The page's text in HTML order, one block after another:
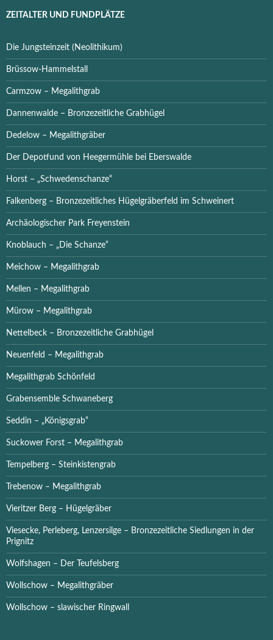
ZEITALTER UND FUNDPLÄTZE
Die Jungsteinzeit (Neolithikum)
Brüssow-Hammelstall
Carmzow – Megalithgrab
Dannenwalde – Bronzezeitliche Grabhügel
Dedelow – Megalithgräber
Der Depotfund von Heegermühle bei Eberswalde
Horst – „Schwedenschanze“
Falkenberg – Bronzezeitliches Hügelgräberfeld im Schweinert
Archäologischer Park Freyenstein
Knoblauch – „Die Schanze“
Meichow – Megalithgrab
Mellen – Megalithgrab
Mürow – Megalithgrab
Nettelbeck – Bronzezeitliche Grabhügel
Neuenfeld – Megalithgrab
Megalithgrab Schönfeld
Grabensemble Schwaneberg
Seddin – „Königsgrab“
Suckower Forst – Megalithgrab
Tempelberg – Steinkistengrab
Trebenow – Megalithgrab
Vieritzer Berg – Hügelgräber
Viesecke, Perleberg, Lenzersilge – Bronzezeitliche Siedlungen in der
Prignitz
Wolfshagen – Der Teufelsberg
Wollschow – Megalithgräber
Wollschow – slawischer Ringwall